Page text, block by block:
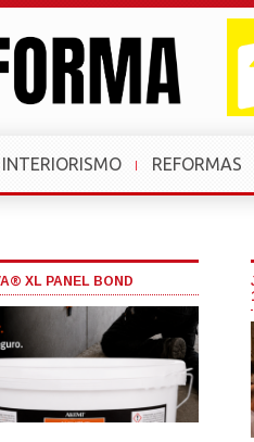
INTERIORISMO REFORMAS
XL PANEL BOND